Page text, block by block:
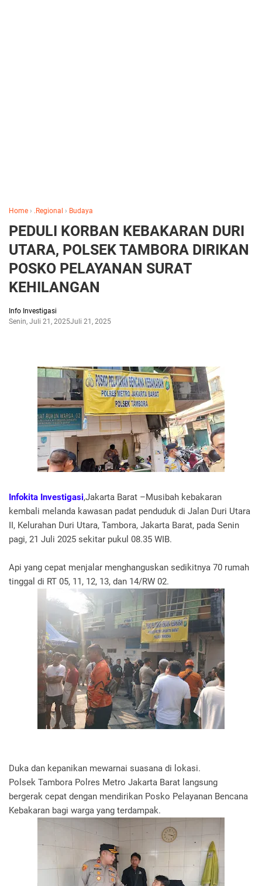
Home › .Regional › Budaya
PEDULI KORBAN KEBAKARAN DURI
UTARA, POLSEK TAMBORA DIRIKAN
POSKO PELAYANAN SURAT
KEHILANGAN
Info Investigasi
Senin, Juli 21, 2025Juli 21, 2025
Infokita Investigasi,Jakarta Barat –Musibah kebakaran
kembali melanda kawasan padat penduduk di Jalan Duri Utara
II, Kelurahan Duri Utara, Tambora, Jakarta Barat, pada Senin
pagi, 21 Juli 2025 sekitar pukul 08.35 WIB.
Api yang cepat menjalar menghanguskan sedikitnya 70 rumah
tinggal di RT 05, 11, 12, 13, dan 14/RW 02.
Duka dan kepanikan mewarnai suasana di lokasi.
Polsek Tambora Polres Metro Jakarta Barat langsung
bergerak cepat dengan mendirikan Posko Pelayanan Bencana
Kebakaran bagi warga yang terdampak.